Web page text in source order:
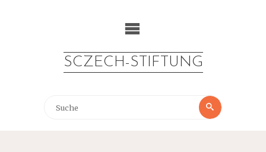
SCZECH-STIFTUNG
Suche
Suche